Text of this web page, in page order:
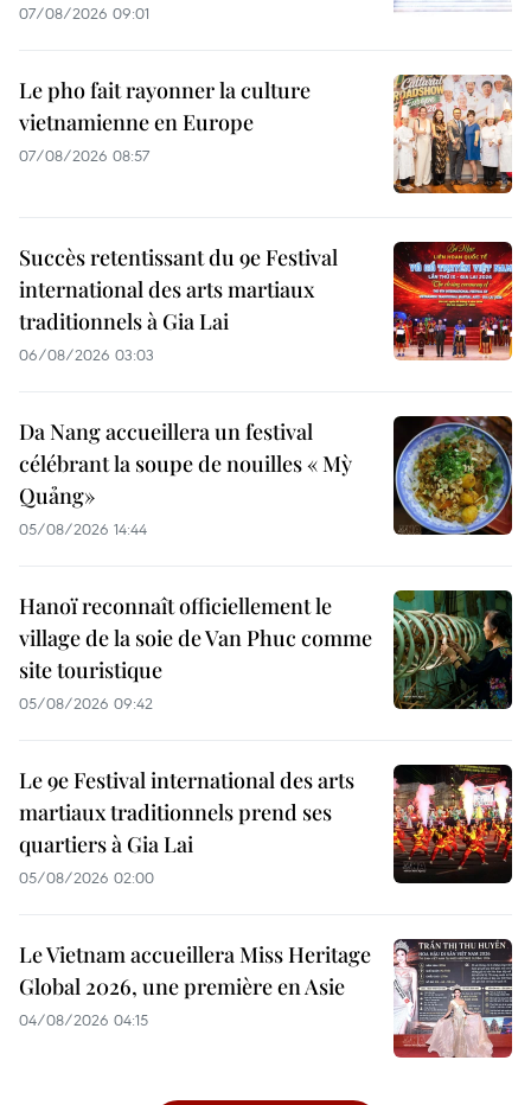
07/08/2026 09:01
Le pho fait rayonner la culture
vietnamienne en Europe
07/08/2026 08:57
Succès retentissant du 9e Festival
international des arts martiaux
traditionnels à Gia Lai
06/08/2026 03:03
Da Nang accueillera un festival
célébrant la soupe de nouilles « Mỳ
Quảng»
05/08/2026 14:44
Hanoï reconnaît officiellement le
village de la soie de Van Phuc comme
site touristique
05/08/2026 09:42
Le 9e Festival international des arts
martiaux traditionnels prend ses
quartiers à Gia Lai
05/08/2026 02:00
Le Vietnam accueillera Miss Heritage
Global 2026, une première en Asie
04/08/2026 04:15